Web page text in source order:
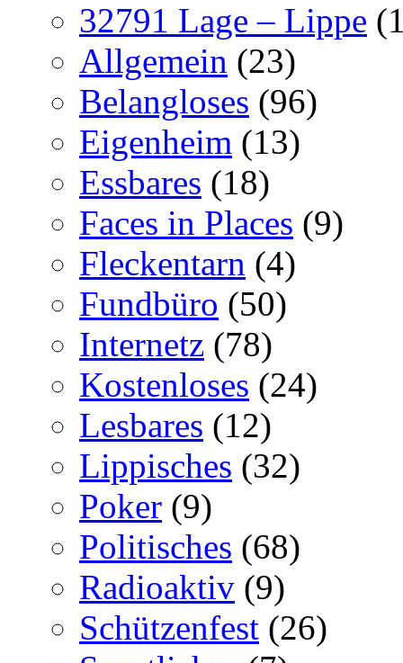
32791 Lage – Lippe
Allgemein (23)
Belangloses (96)
Eigenheim (13)
Essbares (18)
Faces in Places (9)
Fleckentarn (4)
Fundbüro (50)
Internetz (78)
Kostenloses (24)
Lesbares (12)
Lippisches (32)
Poker (9)
Politisches (68)
Radioaktiv (9)
Schützenfest (26)